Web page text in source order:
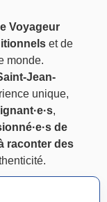
Voyageur
et de
monde.
Jean-
unique,
,
de
raconter des